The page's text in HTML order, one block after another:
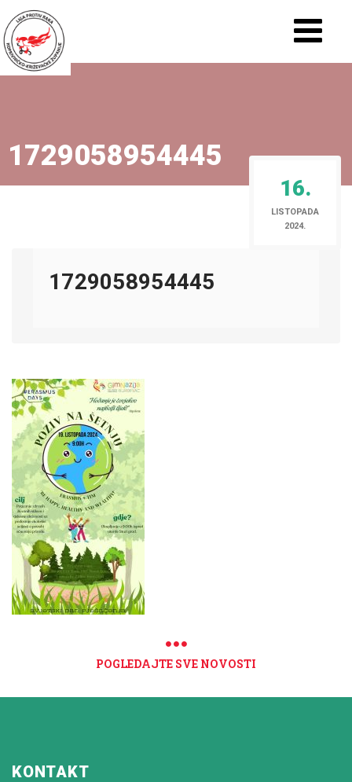
1729058954445
16.
LISTOPADA
2024.
1729058954445
POGLEDAJTE SVE NOVOSTI
KONTAKT